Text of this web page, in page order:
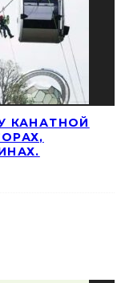
КАНАТНОЙ